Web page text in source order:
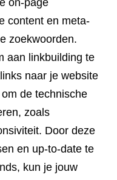
on-page
content en meta-
zoekwoorden.
aan linkbuilding te
naar je website
de technische
zoals
Door deze
en up-to-date te
kun je jouw